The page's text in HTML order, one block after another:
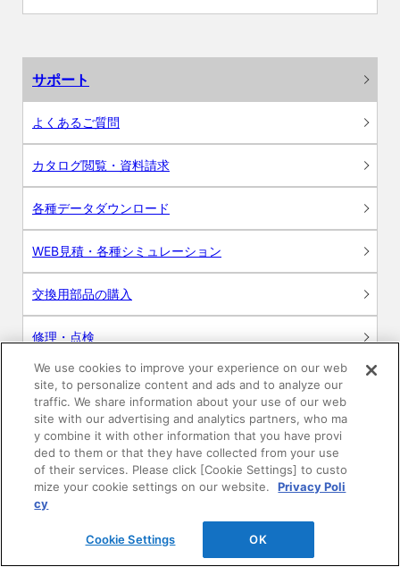
サポート
よくあるご質問
カタログ閲覧・資料請求
各種データダウンロード
WEB見積・各種シミュレーション
交換用部品の購入
修理・点検
お問い合わせ
ログイン
建築・設計関係者様向けサイト
ユーザー登録サービス
WEB見積システム
We use cookies to improve your experience on our web
site, to personalize content and ads and to analyze our
traffic. We share information about your use of our web
site with our advertising and analytics partners, who ma
y combine it with other information that you have provi
ded to them or that they have collected from your use
of their services. Please click [Cookie Settings] to custo
mize your cookie settings on our website.
Privacy Poli
cy
Cookie Settings OK